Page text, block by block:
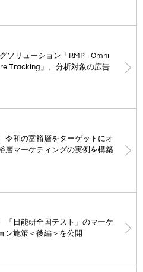
ソリューション「RMP - Omni
Tracking」、分析対象の広告
令和の富裕層をターゲットにオ
層マーケティングの実例を構築
「日能研全国テスト」のマーケ
ン施策＜後編＞を公開